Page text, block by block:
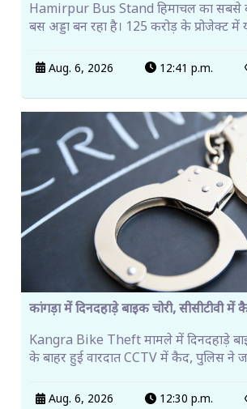
Hamirpur Bus Stand हिमाचल का सबसे
बस अड्डा बन रहा है। 125 करोड़ के प्रोजेक्ट में
Aug. 6, 2026 12:41 p.m.
कांगड़ा में दिनदहाड़े बाइक चोरी, सीसीटीवी में
Kangra Bike Theft मामले में दिनदहाड़े
के बाहर हुई वारदात CCTV में कैद, पुलिस ने
Aug. 6, 2026 12:30 p.m.